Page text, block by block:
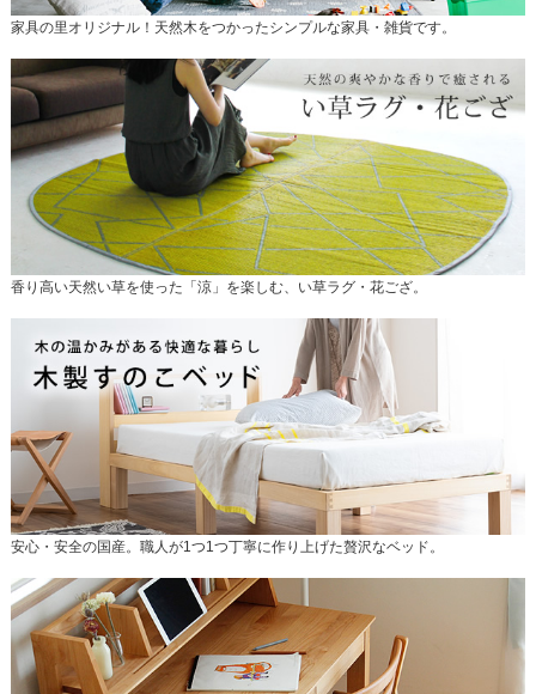
家具の里オリジナル！天然木をつかったシンプルな家具・雑貨です。
香り高い天然い草を使った「涼」を楽しむ、い草ラグ・花ござ。
安心・安全の国産。職人が1つ1つ丁寧に作り上げた贅沢なベッド。